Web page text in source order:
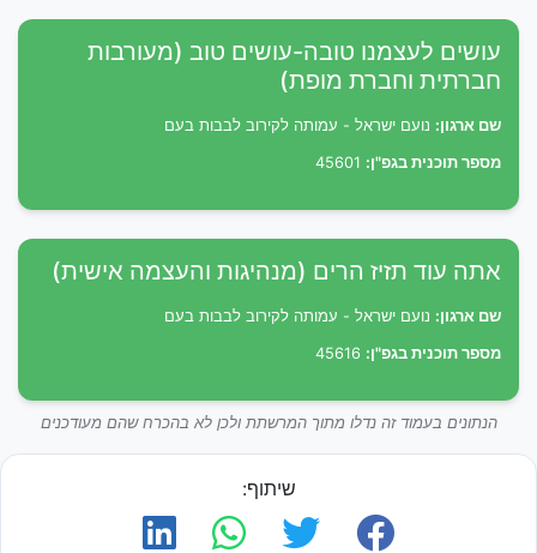
עושים לעצמנו טובה-עושים טוב (מעורבות
חברתית וחברת מופת)
שם ארגון: נועם ישראל - עמותה לקירוב לבבות בעם
מספר תוכנית בגפ"ן:
אתה עוד תזיז הרים (מנהיגות והעצמה אישית)
שם ארגון: נועם ישראל - עמותה לקירוב לבבות בעם
מספר תוכנית בגפ"ן:
הנתונים בעמוד זה נדלו מתוך המרשתת ולכן לא בהכרח שהם מעודכנים
שיתוף: